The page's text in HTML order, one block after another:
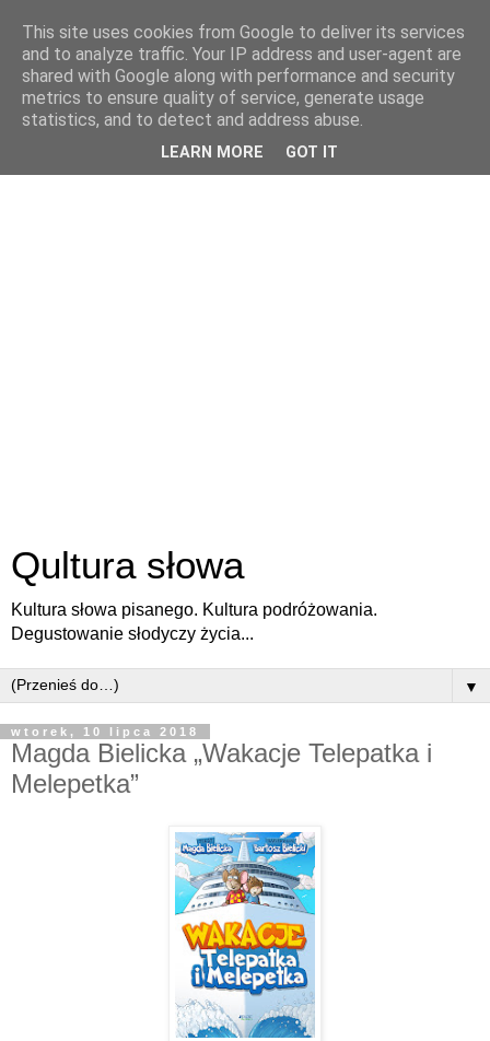
Qultura słowa
Kultura słowa pisanego. Kultura podróżowania.
Degustowanie słodyczy życia...
▼
wtorek, 10 lipca 2018
Magda Bielicka „Wakacje Telepatka i
Melepetka”
This site uses cookies from Google to deliver its services
and to analyze traffic. Your IP address and user-agent are
shared with Google along with performance and security
metrics to ensure quality of service, generate usage
statistics, and to detect and address abuse.
LEARN MORE GOT IT